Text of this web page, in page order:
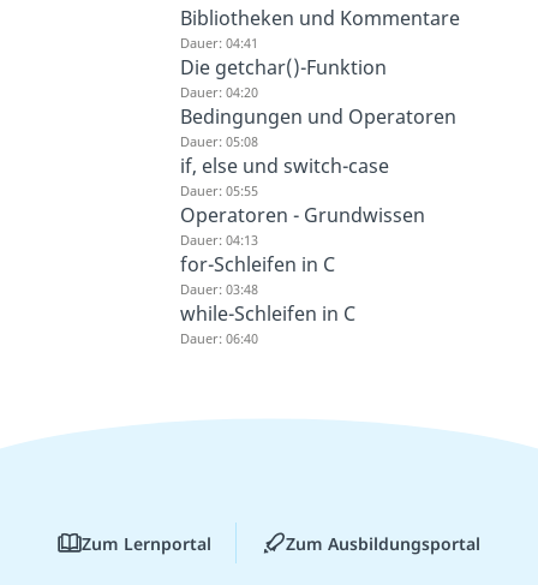
Bibliotheken und Kommentare
Dauer: 04:41
Die getchar()-Funktion
Dauer: 04:20
Bedingungen und Operatoren
Dauer: 05:08
if, else und switch-case
Dauer: 05:55
Operatoren - Grundwissen
Dauer: 04:13
for-Schleifen in C
Dauer: 03:48
while-Schleifen in C
Dauer: 06:40
Zum Lernportal Zum Ausbildungsportal